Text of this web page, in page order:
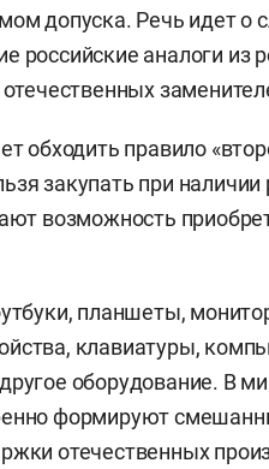
допуска. Речь идет о
аналоги из
обходить правило
закупать при наличии
возможность
планшеты,
клавиатуры,
оборудование. В
формируют
отечественных